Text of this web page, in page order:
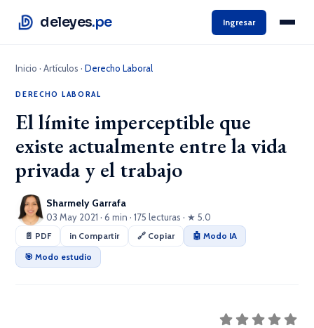
deleyes.pe Ingresar
Inicio ·Artículos ·Derecho Laboral
DERECHO LABORAL
El límite imperceptible que
existe actualmente entre la vida
privada y el trabajo
Sharmely Garrafa
03 May 2021 · 6 min · 175 lecturas · ★ 5.0
📄 PDF in Compartir 🔗 Copiar
🤖 Modo IA
🎯 Modo estudio